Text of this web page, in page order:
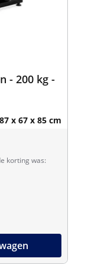
- 200 kg -
x 67 x 85 cm
korting was: